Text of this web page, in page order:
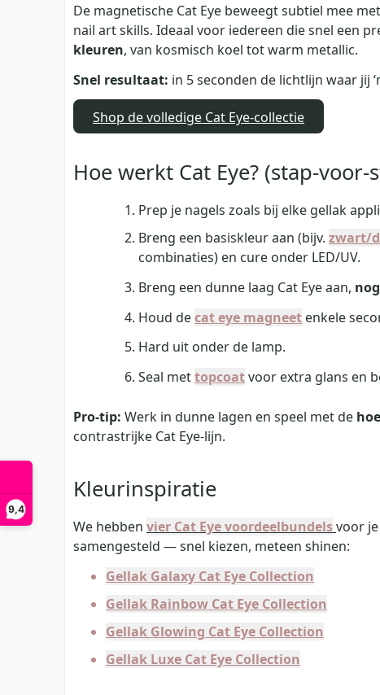
9,4
De magnetische Cat Eye beweegt subtiel mee
nail art skills. Ideaal voor iedereen die snel een
kleuren, van kosmisch koel tot warm metallic.
Snel resultaat: in 5 seconden de lichtlijn waar jij
Shop de volledige Cat Eye‑collectie
Hoe werkt Cat Eye?
Prep je nagels zoals bij elke gellak
Breng een basiskleur aan (bijv. zwart/
combinaties) en cure onder LED/UV.
Breng een dunne laag Cat Eye aan,
Houd decat eye magneet enkele
Hard uit onder de lamp.
Seal mettopcoatvoor extra glans en
Pro‑tip: Werk in dunne lagen en speel met de
contrastrijke Cat Eye‑lijn.
Kleurinspiratie
We hebben vier Cat Eye voordeelbundelsvoor je
samengesteld — snel kiezen, meteen shinen:
Gellak Galaxy Cat Eye Collection
Gellak Rainbow Cat Eye Collection
Gellak Glowing Cat Eye Collection
Gellak Luxe Cat Eye Collection